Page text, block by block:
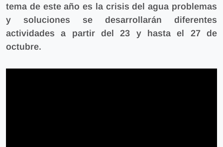
tema de este año es la crisis del agua problemas
y soluciones se desarrollarán diferentes
actividades a partir del 23 y hasta el 27 de
octubre.